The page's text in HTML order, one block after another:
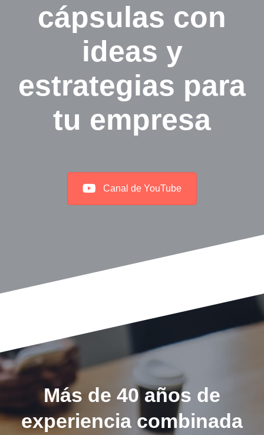
cápsulas con
ideas y
estrategias para
tu empresa
Canal de YouTube
Más de 40 años de
experiencia combinada